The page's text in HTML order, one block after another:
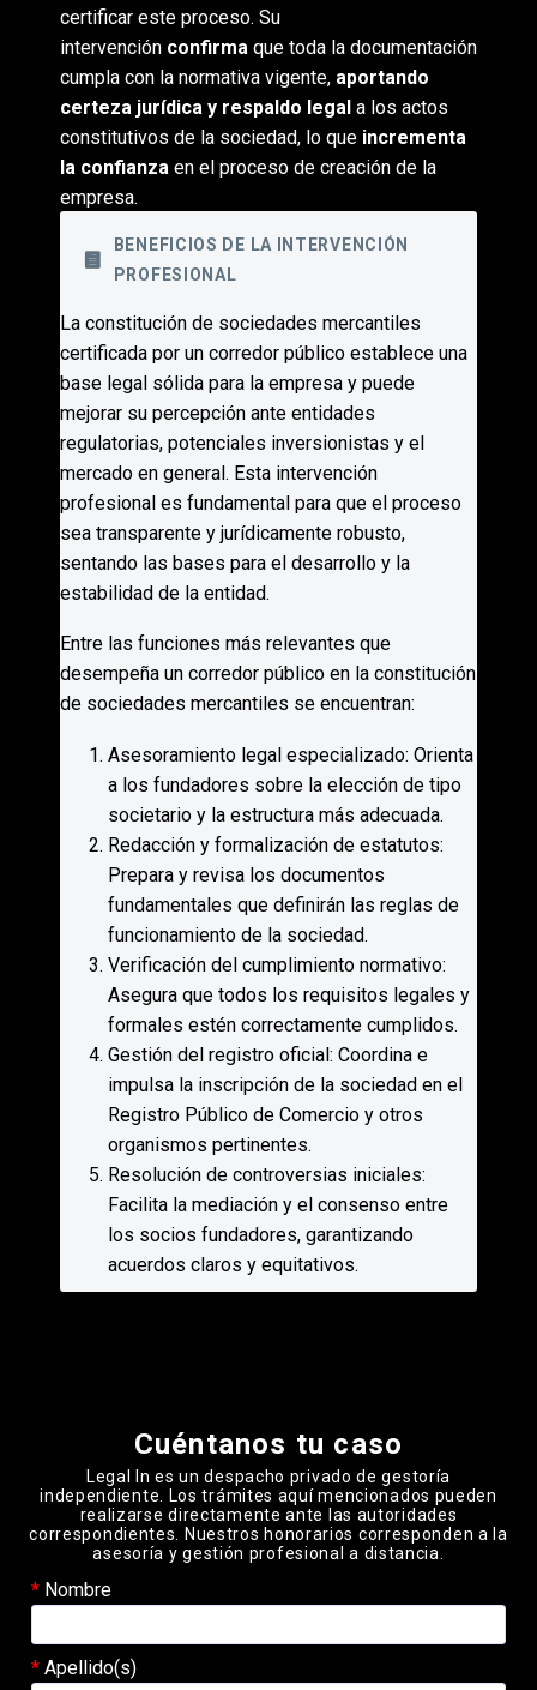
certificar este proceso. Su
intervención confirma que toda la documentación
cumpla con la normativa vigente, aportando
certeza jurídica y respaldo legal a los actos
constitutivos de la sociedad, lo que incrementa
la confianza en el proceso de creación de la
empresa.
BENEFICIOS DE LA INTERVENCIÓN
PROFESIONAL
La constitución de sociedades mercantiles
certificada por un corredor público establece una
base legal sólida para la empresa y puede
mejorar su percepción ante entidades
regulatorias, potenciales inversionistas y el
mercado en general. Esta intervención
profesional es fundamental para que el proceso
sea transparente y jurídicamente robusto,
sentando las bases para el desarrollo y la
estabilidad de la entidad.
Entre las funciones más relevantes que
desempeña un corredor público en la constitución
de sociedades mercantiles se encuentran:
Asesoramiento legal especializado: Orienta
a los fundadores sobre la elección de tipo
societario y la estructura más adecuada.
Redacción y formalización de estatutos:
Prepara y revisa los documentos
fundamentales que definirán las reglas de
funcionamiento de la sociedad.
Verificación del cumplimiento normativo:
Asegura que todos los requisitos legales y
formales estén correctamente cumplidos.
Gestión del registro oficial: Coordina e
impulsa la inscripción de la sociedad en el
Registro Público de Comercio y otros
organismos pertinentes.
Resolución de controversias iniciales:
Facilita la mediación y el consenso entre
los socios fundadores, garantizando
acuerdos claros y equitativos.
Cuéntanos tu caso
Legal In es un despacho privado de gestoría
independiente. Los trámites aquí mencionados pueden
realizarse directamente ante las autoridades
correspondientes. Nuestros honorarios corresponden a la
asesoría y gestión profesional a distancia.
Nombre
Apellido(s)
Please leave this field empty.